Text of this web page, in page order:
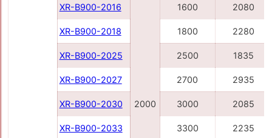
XR-B900-2016
2000
1600 2080
XR-B900-2018 1800 2280
XR-B900-2025 2500 1835
XR-B900-2027 2700 2935
XR-B900-2030 3000 2085
XR-B900-2033 3300 2235